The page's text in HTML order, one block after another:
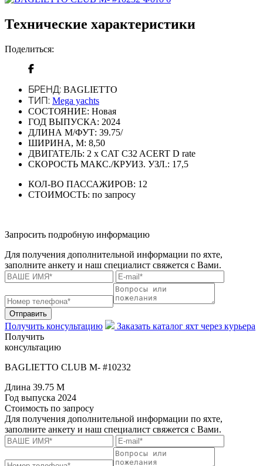
Технические характеристики
Поделиться:
БРЕНД: BAGLIETTO
ТИП: Mega yachts
СОСТОЯНИЕ: Новая
ГОД ВЫПУСКА: 2024
ДЛИНА М/ФУТ: 39.75/
ШИРИНА, М: 8,50
ДВИГАТЕЛЬ: 2 x CAT C32 ACERT D rate
СКОРОСТЬ МАКС./КРУИЗ. УЗЛ.: 17,5
КОЛ-ВО ПАССАЖИРОВ: 12
СТОИМОСТЬ: по запросу
Запросить подробную информацию
Для получения дополнительной информации по яхте,
заполните анкету и наш специалист свяжется с Вами.
Отправить
Получить консультацию
Заказать каталог яхт через курьера
Получить
консультацию
BAGLIETTO CLUB M- #10232
Длина 39.75 M
Год выпуска 2024
Стоимость по запросу
Для получения дополнительной информации по яхте,
заполните анкету и наш специалист свяжется с Вами.